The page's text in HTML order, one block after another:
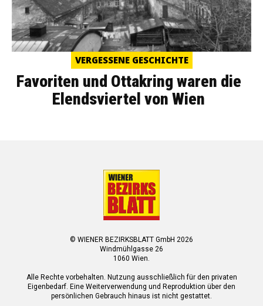
VERGESSENE GESCHICHTE
Favoriten und Ottakring waren die
Elendsviertel von Wien
© WIENER BEZIRKSBLATT GmbH 2026
Windmühlgasse 26
1060 Wien.
Alle Rechte vorbehalten. Nutzung ausschließlich für den privaten
Eigenbedarf. Eine Weiterverwendung und Reproduktion über den
persönlichen Gebrauch hinaus ist nicht gestattet.